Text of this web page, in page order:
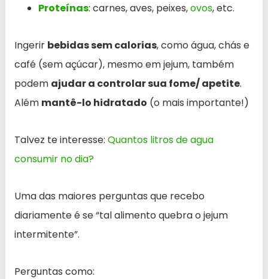
Proteínas: carnes, aves, peixes,ovos, etc.
Ingerir bebidas sem calorias, como água, chás e
café (sem açúcar), mesmo em jejum, também
podem ajudar a controlar sua fome/ apetite.
Além mantê-lo hidratado (o mais importante!)
Talvez te interesse: Quantos litros de agua
consumir no dia?
Uma das maiores perguntas que recebo
diariamente é se “tal alimento quebra o jejum
intermitente”.
Perguntas como: